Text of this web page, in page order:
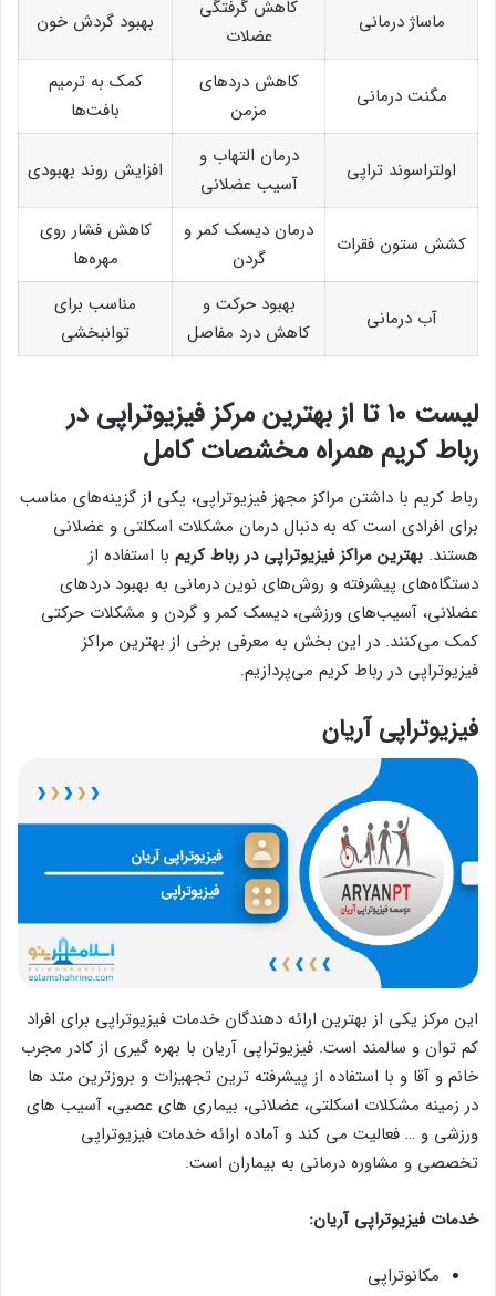
ماساژ درمانی
کاهش گرفتگی
عضلات
بهبود گردش خون
مگنت درمانی
کاهش دردهای
مزمن
کمک به ترمیم
بافت‌ها
اولتراسوند تراپی
درمان التهاب و
آسیب عضلانی
افزایش روند بهبودی
کشش ستون فقرات
درمان دیسک کمر و
گردن
کاهش فشار روی
مهره‌ها
آب درمانی
بهبود حرکت و
کاهش درد مفاصل
مناسب برای
توانبخشی
لیست 10 تا از بهترین مرکز فیزیوتراپی در
رباط کریم همراه مخشصات کامل
رباط کریم با داشتن مراکز مجهز فیزیوتراپی، یکی از گزینه‌های مناسب
برای افرادی است که به دنبال درمان مشکلات اسکلتی و عضلانی
هستند. بهترین مراکز فیزیوتراپی در رباط کریم با استفاده از
دستگاه‌های پیشرفته و روش‌های نوین درمانی به بهبود دردهای
عضلانی، آسیب‌های ورزشی، دیسک کمر و گردن و مشکلات حرکتی
کمک می‌کنند. در این بخش به معرفی برخی از بهترین مراکز
فیزیوتراپی در رباط کریم می‌پردازیم.
فیزیوتراپی آریان
این مرکز یکی از بهترین ارائه دهندگان خدمات فیزیوتراپی برای افراد
کم توان و سالمند است. فیزیوتراپی آریان با بهره گیری از کادر مجرب
خانم و آقا و با استفاده از پیشرفته ترین تجهیزات و بروزترین متد ها
در زمینه مشکلات اسکلتی، عضلانی، بیماری های عصبی، آسیب های
ورزشی و … فعالیت می کند و آماده ارائه خدمات فیزیوتراپی
تخصصی و مشاوره درمانی به بیماران است.
خدمات فیزیوتراپی آریان:
مکانوتراپی